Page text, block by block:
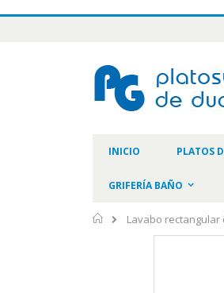
INICIO PLATOS
GRIFERÍA BAÑO
Inicio
Lavabo rectangular